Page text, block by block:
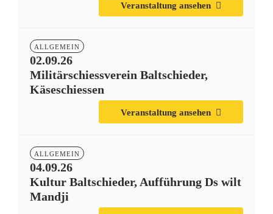
Veranstaltung ansehen
02.09.26
ALLGEMEIN
Militärschiessverein Baltschieder,
Käseschiessen
Veranstaltung ansehen
04.09.26
ALLGEMEIN
Kultur Baltschieder, Aufführung Ds wilt
Mandji